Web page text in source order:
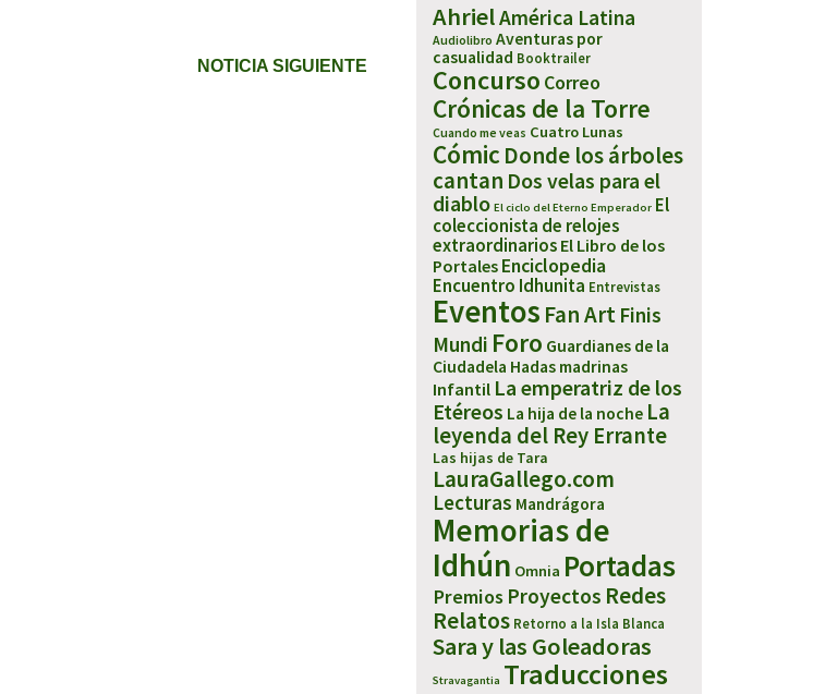
NOTICIA SIGUIENTE
AhrielAmérica Latina
Audiolibro Aventuras por
casualidad Booktrailer
Concurso Correo
Crónicas de la Torre
Cuando me veas Cuatro Lunas
Cómic Donde los árboles
cantan Dos velas para el
diablo El ciclo del Eterno Emperador El
coleccionista de relojes
extraordinarios El Libro de los
Portales Enciclopedia
Encuentro Idhunita Entrevistas
Eventos Fan Art Finis
Mundi Foro Guardianes de la
Ciudadela Hadas madrinas
Infantil La emperatriz de los
Etéreos La hija de la noche La
leyenda del Rey Errante
Las hijas de Tara
LauraGallego.com
Lecturas Mandrágora
Memorias de
Idhún Omnia Portadas
Premios Proyectos Redes
Relatos Retorno a la Isla Blanca
Sara y las Goleadoras
Stravagantia Traducciones